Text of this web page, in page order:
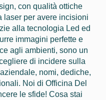
con qualità ottiche
laser per avere incisioni
alla tecnologia Led ed
immagini perfette e
agli ambienti, sono un
di incidere sulla
nomi, dediche,
Noi di Officina Del
le sfide! Cosa stai